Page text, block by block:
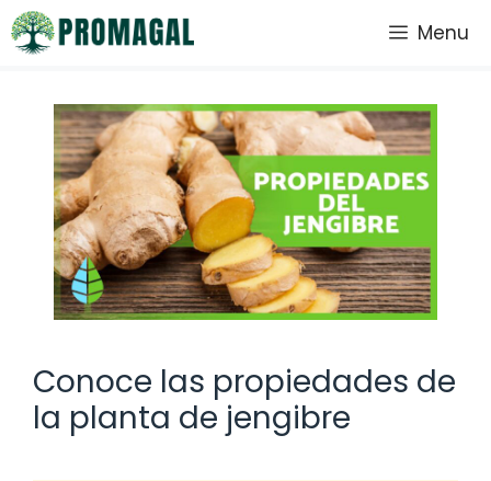
Saltar
al
Menu
Conoce las propiedades de
la planta de jengibre